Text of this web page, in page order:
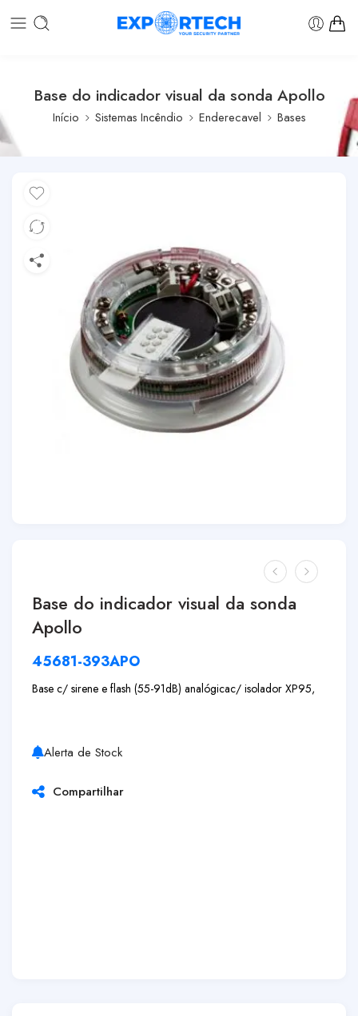
Base do indicador visual da sonda Apollo
Início Sistemas Incêndio Enderecavel Bases
Base do indicador visual da sonda
Apollo
45681-393APO
Base c/ sirene e flash (55-91dB) analógicac/ isolador XP95,
Alerta de Stock
Compartilhar